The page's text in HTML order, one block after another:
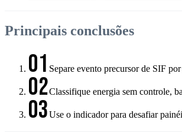
Principais conclusões
01 Separe evento precursor de SIF
02Classifique energia sem controle,
03Use o indicador para desafiar